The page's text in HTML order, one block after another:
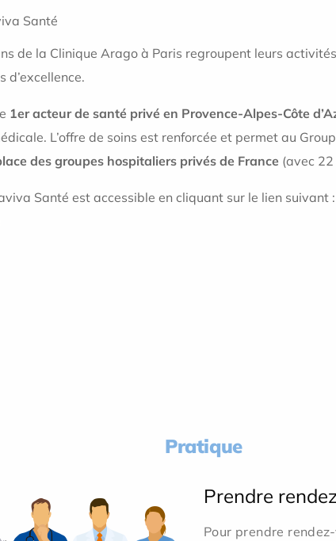
de la Clinique Arago à Paris regroupent leurs
d’excellence.
1er acteur de santé privé en Provence-Alpes-Côte
L’offre de soins est renforcée et permet au
des groupes hospitaliers privés de France (avec
Santé est accessible en cliquant sur le lien suivant :
Pratique
Prendre
Pour prendre